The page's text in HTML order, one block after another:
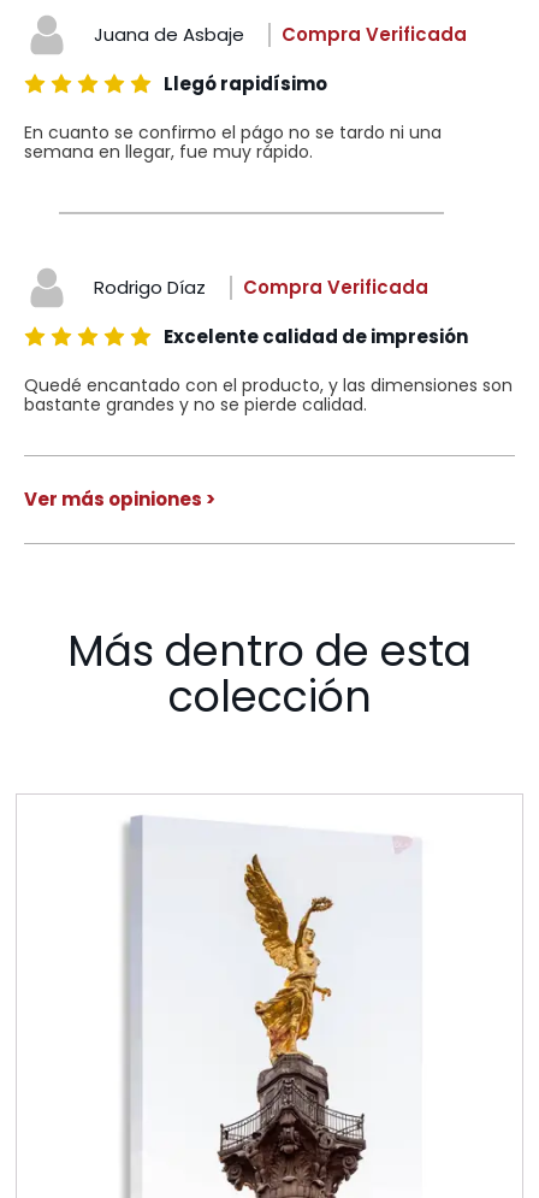
Juana de Asbaje
Compra Verificada
Llegó rapidísimo
En cuanto se confirmo el págo no se tardo ni una
semana en llegar, fue muy rápido.
Rodrigo Díaz
Compra Verificada
Excelente calidad de impresión
Quedé encantado con el producto, y las dimensiones son
bastante grandes y no se pierde calidad.
Ver más opiniones >
Más dentro de esta
colección